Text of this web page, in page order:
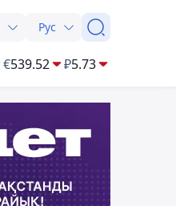
Рус
€539.52 ₽5.73